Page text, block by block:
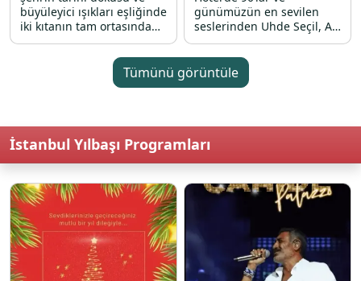
büyüleyici ışıkları eşliğinde
iki kıtanın tam ortasında
unutulmaz bir geceye
davetlisiniz. Modern
teknemizin konforlu
atmosferinde, canlı DJ
havai fişek gösterileriyle
2026 yılına muhteşem bir
başlangıç yapmanızı
ekibimiz ve kaliteli hizmet
anlayışımızla birleşen bu
benzersiz Boğaz turunda,
sevdiklerinizle birlikte
eğlencenin tadına
doyacağınız eşsiz bir
kutlama sizi bekliyor.
günümüzün en sevilen
seslerinden Uhde Seçil, Ali
Güven ve Gül Çetin’in canlı
performanslarıyla renkli
bir 31 Aralık 2025 gecesi
sizi bekliyor.
Tümünü görüntüle
İstanbul Yılbaşı Programları